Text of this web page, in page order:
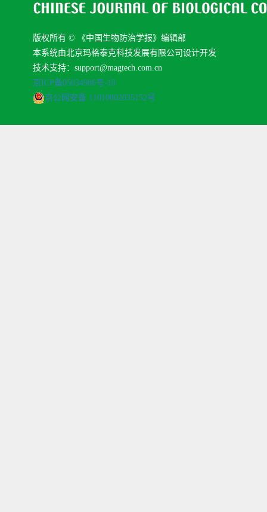
版权所有 © 《中国生物防治学报》编辑部
本系统由北京玛格泰克科技发展有限公司设计开发
技术支持：support@magtech.com.cn
京ICP备05034986号-10
京公网安备 11010802035152号